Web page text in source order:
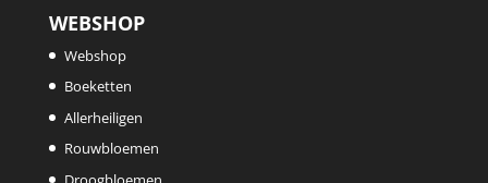
WEBSHOP
Webshop
Boeketten
Allerheiligen
Rouwbloemen